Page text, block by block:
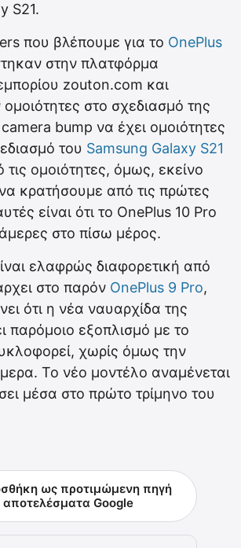
S21.
που βλέπουμε για το OnePlus
στην πλατφόρμα
zouton.com και
στο σχεδιασμό της
bump να έχει ομοιότητες
του Samsung Galaxy S21
ομοιότητες, όμως, εκείνο
κρατήσουμε από τις πρώτες
είναι ότι το OnePlus 10 Pro
στο πίσω μέρος.
ελαφρώς διαφορετική από
στο παρόν OnePlus 9 Pro,
ότι η νέα ναυαρχίδα της
παρόμοιο εξοπλισμό με το
χωρίς όμως την
Το νέο μοντέλο αναμένεται
μέσα στο πρώτο τρίμηνο του
ως προτιμώμενη πηγή
αποτελέσματα Google